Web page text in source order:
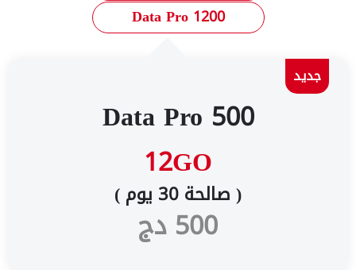
1200 Data Pro
جديد
Data Pro 500
12GO
( صالحة 30 يوم )
500 دج